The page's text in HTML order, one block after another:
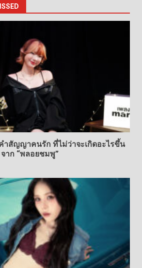
ำสัญญาคนรัก ที่ไม่ว่าจะเกิดอะไรขึ้น
าก “พลอยชมพู”